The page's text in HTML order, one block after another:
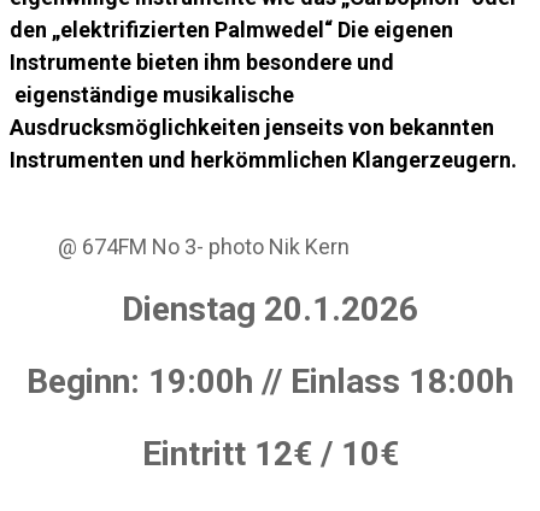
den „elektrifizierten Palmwedel“ Die eigenen
Instrumente bieten ihm besondere und
eigenständige musikalische
Ausdrucksmöglichkeiten jenseits von bekannten
Instrumenten und herkömmlichen Klangerzeugern.
@ 674FM No 3- photo Nik Kern
Dienstag 20.1.2026
Beginn: 19:00h // Einlass 18:00h
Eintritt 12€ / 10€